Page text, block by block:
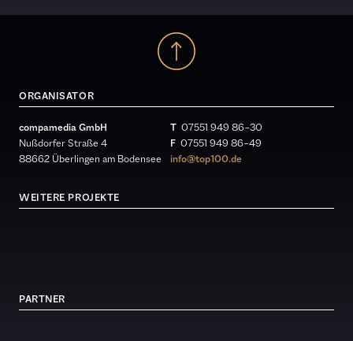
ORGANISATOR
compamedia GmbH
Nußdorfer Straße 4
88662 Überlingen am Bodensee
T 07551 949 86 – 30
F 07551 949 86 – 49
info@top100.de
WEITERE PROJEKTE
PARTNER